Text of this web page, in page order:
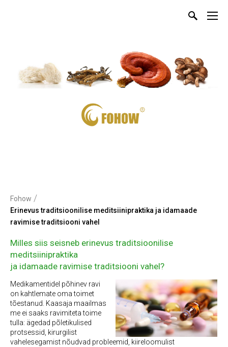
Fohow /
Erinevus traditsioonilise meditsiinipraktika ja idamaade
ravimise traditsiooni vahel
Milles siis seisneb erinevus traditsioonilise
meditsiinipraktika
ja idamaade ravimise traditsiooni vahel?
Medikamentidel põhinev ravi
on kahtlemate oma toimet
tõestanud. Kaasaja maailmas
me ei saaks ravimiteta toime
tulla: ägedad põletikulised
protsessid, kirurgilist
vahelesegamist nõudvad probleemid, kiireloomulist